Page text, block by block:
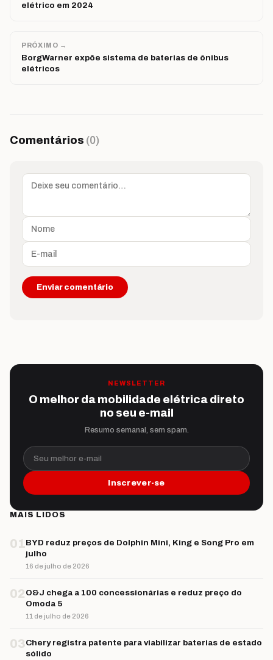
elétrico em 2024
PRÓXIMO →
BorgWarner expõe sistema de baterias de ônibus
elétricos
Comentários (0)
NEWSLETTER
O melhor da mobilidade elétrica direto
no seu e-mail
Resumo semanal, sem spam.
Seu melhor e-mail
Inscrever-se
MAIS LIDOS
01BYD reduz preços de Dolphin Mini, King e Song Pro em
julho
16 de julho de 2026
02 O&J chega a 100 concessionárias e reduz preço do
Omoda 5
11 de julho de 2026
03Chery registra patente para viabilizar baterias de estado
sólido